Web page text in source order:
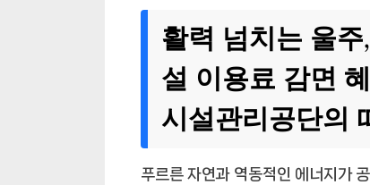
활력 넘치는 울
설 이용료 감면
시설관리공단의
푸르른 자연과 역동적인 에너지가